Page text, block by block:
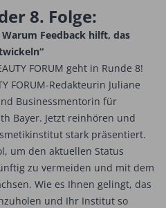
8. Folge:
Feedback hilft, das
FORUM geht in Runde 8!
FORUM-Redakteurin Juliane
Businessmentorin für
Bayer. Jetzt reinhören und
stark präsentiert.
um den aktuellen Status
zu vermeiden und mit dem
Wie es Ihnen gelingt, das
und Ihr Institut so